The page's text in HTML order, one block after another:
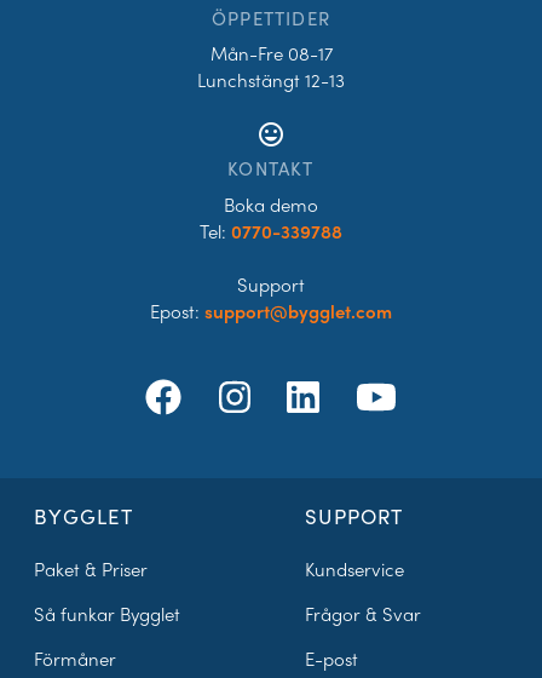
BYGGLET
Paket & Priser
Så funkar Bygglet
Förmåner
SUPPORT
Kundservice
Frågor & Svar
E-post
ÖPPETTIDER
Mån-Fre 08-17
Lunchstängt 12-13
tag_faces
KONTAKT
Boka demo
Tel: 0770-339788
Support
Epost: support@bygglet.com